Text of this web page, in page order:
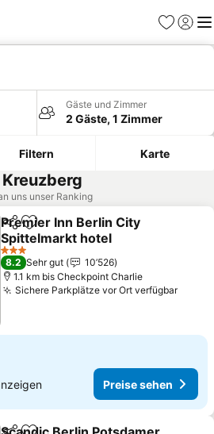
Favoriten
Gäste und Zimmer
2 Gäste, 1 Zimmer
Filtern Karte
uns unser Ranking
TeilenZu Favoriten hinzufügen
Premier Inn Berlin City
Spittelmarkt hotel
Preise sehen
3 Sterne
8.2 Sehr gut
10’526
1.1 km bis Checkpoint Charlie
Sichere Parkplätze vor Ort verfügbar
Preise sehen